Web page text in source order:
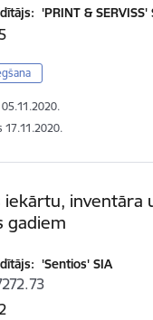
'PRINT & SERVISS'
05.11.2020.
17.11.2020.
iekārtu, inventāra
gadiem
'Sentios' SIA